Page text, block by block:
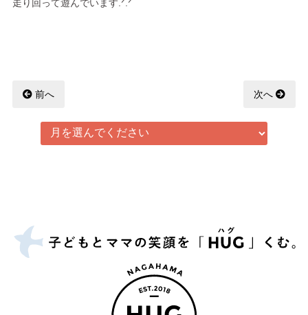
走り回って遊んでいます‪.ᐟ.ᐟ
前へ 次へ